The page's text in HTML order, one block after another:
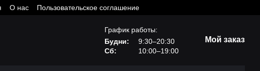
О нас Пользовательское соглашение
График работы:
Будни:
9:30–20:30
Сб:
10:00–19:00
Мой заказ